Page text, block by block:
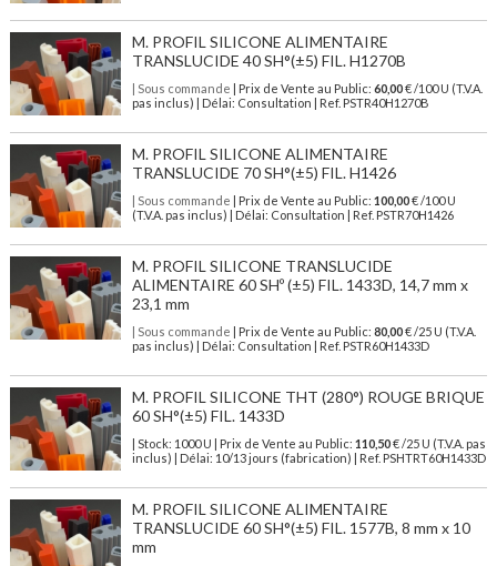
M. PROFIL SILICONE ALIMENTAIRE
TRANSLUCIDE 40 SH°(±5) FIL. H1270B
| Sous commande | Prix de Vente au Public: 60,00€ /100 U (T.V.A.
pas inclus) | Délai: Consultation | Ref. PSTR40H1270B
M. PROFIL SILICONE ALIMENTAIRE
TRANSLUCIDE 70 SH°(±5) FIL. H1426
| Sous commande | Prix de Vente au Public: 100,00€ /100 U
(T.V.A. pas inclus) | Délai: Consultation | Ref. PSTR70H1426
M. PROFIL SILICONE TRANSLUCIDE
ALIMENTAIRE 60 SHº (±5) FIL. 1433D, 14,7 mm x
23,1 mm
| Sous commande | Prix de Vente au Public: 80,00€ /25 U (T.V.A.
pas inclus) | Délai: Consultation | Ref. PSTR60H1433D
M. PROFIL SILICONE THT (280°) ROUGE BRIQUE
60 SH°(±5) FIL. 1433D
| Stock: 1000 U | Prix de Vente au Public: 110,50€/25 U (T.V.A. pas
inclus)
| Délai: 10/13 jours (fabrication) | Ref. PSHTRT60H1433D
M. PROFIL SILICONE ALIMENTAIRE
TRANSLUCIDE 60 SH°(±5) FIL. 1577B, 8 mm x 10
mm